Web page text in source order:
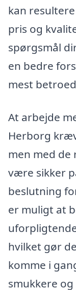
kan
pris og
spørgsmål
en bedre
mest
At arbejde
Herborg
men med de
være sikker
beslutning
er muligt at
hvilket gør
komme i
smukkere